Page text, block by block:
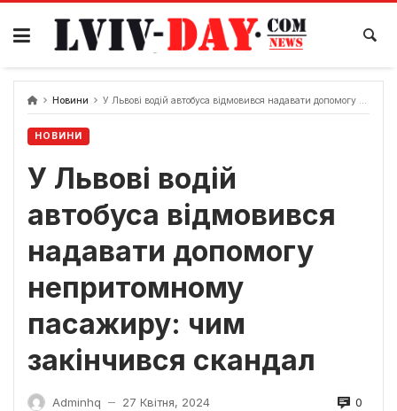
Skip
content
Новини У Львові водій автобуса відмовився надавати допомогу непритомному пасажиру: чим закінчився скандал
НОВИНИ
У Львові водій
автобуса відмовився
надавати допомогу
непритомному
пасажиру: чим
закінчився скандал
Adminhq — 27 Квітня, 2024 0